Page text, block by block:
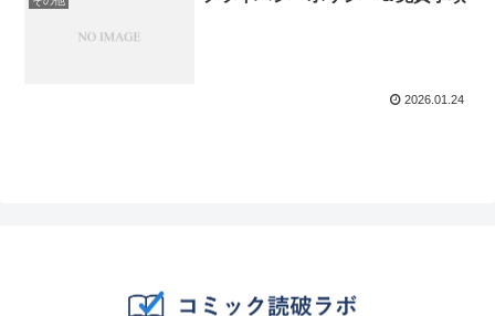
2026.01.24